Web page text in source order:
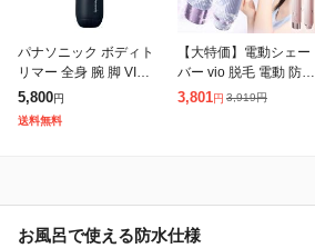
パナソニック ボディト
リマー 全身 腕 脚 VIO
ワキ 胸 へそ周り 手 指
防水 お風呂剃り 水洗い
5,800円
送料無料
【大特価】電動シェー
バー vio 脱毛 電動 防水
アンダーヘア 女性用 全
3,801円 3,919円
お風呂で使える防水仕様